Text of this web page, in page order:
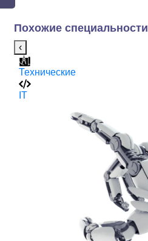
Похожие специальности
‹
Технические
IT